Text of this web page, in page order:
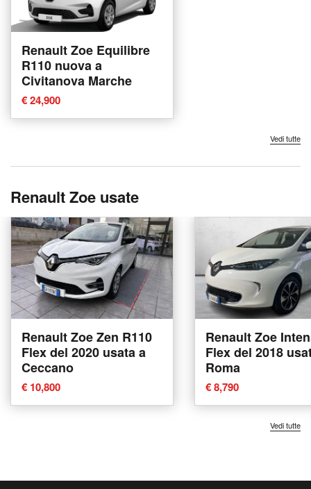
Renault Zoe Equilibre
R110 nuova a
Civitanova Marche
€ 24,900
Vedi tutte
Renault Zoe usate
Renault Zoe Zen R110
Flex del 2020 usata a
Ceccano
€ 10,800
Renault Zoe
Flex del 2018
Roma
€ 8,790
Vedi tutte